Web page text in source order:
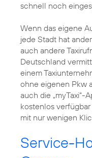
schnell noch
Wenn das eigene
jede Stadt hat
auch andere
Deutschland
einem
ohne eigenen Pkw
auch die „myTaxi“-
kostenlos
mit nur wenigen
Service-